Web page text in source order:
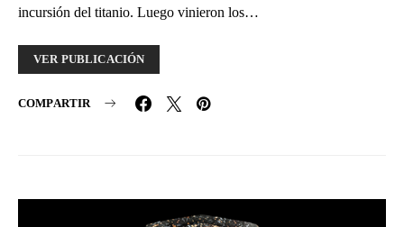
incursión del titanio. Luego vinieron los…
VER PUBLICACIÓN
COMPARTIR